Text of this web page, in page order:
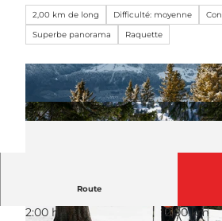
2,00 km de long Difficulté: moyenne
Superbe panorama
Raquette
Route
2:00 h
2,00 km